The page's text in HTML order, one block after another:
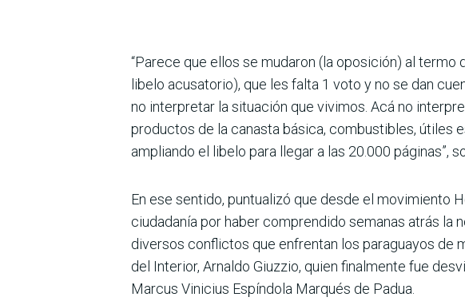
“Parece que ellos se mudaron (la oposición) al
libelo acusatorio), que les falta 1 voto y no se dan
no interpretar la situación que vivimos. Acá no
productos de la canasta básica, combustibles, útiles
ampliando el libelo para llegar a las 20.000 páginas”,
En ese sentido, puntualizó que desde el movimiento
ciudadanía por haber comprendido semanas atrás la
diversos conflictos que enfrentan los paraguayos de
del Interior, Arnaldo Giuzzio, quien finalmente fue
Marcus Vinicius Espíndola Marqués de Padua.